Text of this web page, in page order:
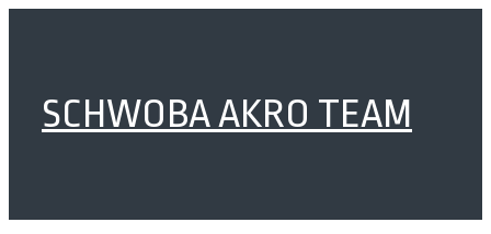
SCHWOBA AKRO TEAM